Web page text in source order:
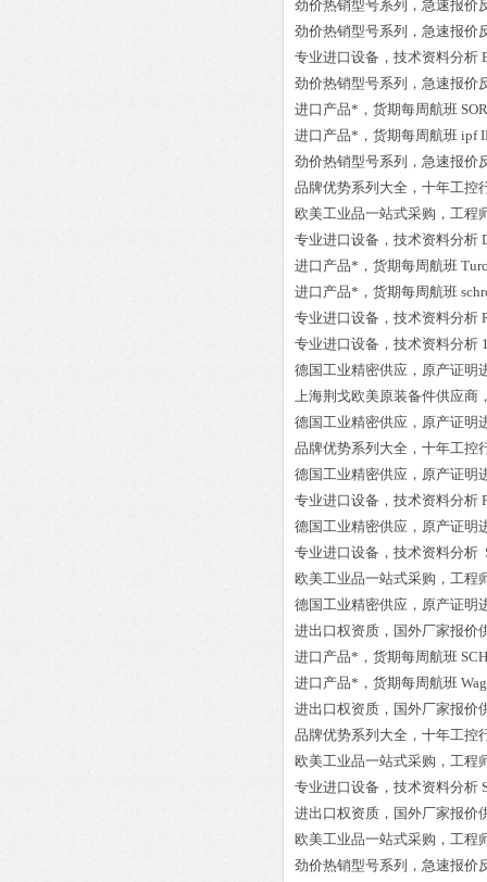
劲价热销型号系列，急速报价
劲价热销型号系列，急速报价
专业进口设备，技术资料分析
劲价热销型号系列，急速报价
进口产品*，货期每周航班
进口产品*，货期每周航班 ipf
劲价热销型号系列，急速报价
品牌优势系列大全，十年工控
欧美工业品一站式采购，工程
专业进口设备，技术资料分析
进口产品*，货期每周航班
进口产品*，货期每周航班
专业进口设备，技术资料分析
专业进口设备，技术资料分析
德国工业精密供应，原产证明
上海荆戈欧美原装备件供应商
德国工业精密供应，原产证明
品牌优势系列大全，十年工控
德国工业精密供应，原产证明
专业进口设备，技术资料分析
德国工业精密供应，原产证明
专业进口设备，技术资料分析
欧美工业品一站式采购，工程
德国工业精密供应，原产证明
进出口权资质，国外厂家报价
进口产品*，货期每周航班
进口产品*，货期每周航班
进出口权资质，国外厂家报价
品牌优势系列大全，十年工控
欧美工业品一站式采购，工程
专业进口设备，技术资料分析
进出口权资质，国外厂家报价
欧美工业品一站式采购，工程
劲价热销型号系列，急速报价